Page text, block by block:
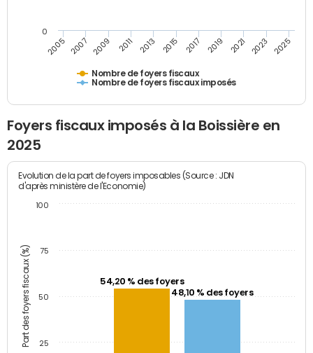
Nombre de foyers fiscaux
Nombre de foyers fiscaux imposés
2005 2007 2009 2011 2013 2015 2017 2019 2021 2023 2025
0
Foyers fiscaux imposés à la Boissière en
2025
Part des foyers fiscaux (%)
Evolution de la part de foyers imposables (Source : JDN
d'après ministère de l'Economie)
54,20 % des foyers
48,10 % des foyers
25
50
75
100